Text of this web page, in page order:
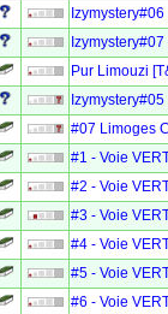
Pur Limouzi
#07 Limoges
#1 - Voie
#2 - Voie
#3 - Voie
#4 - Voie
#5 - Voie
#6 - Voie